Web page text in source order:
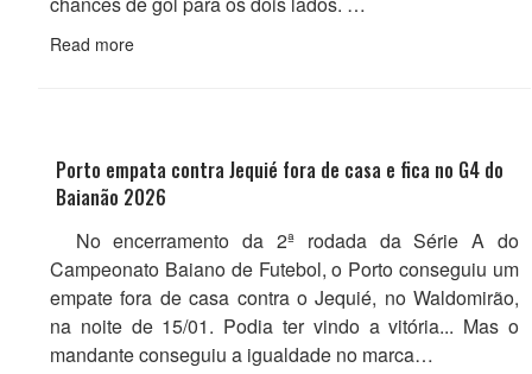
Read more
Porto empata contra Jequié fora de casa e fica no G4 do
Baianão 2026
No encerramento da 2ª rodada da Série A do
Campeonato Baiano de Futebol, o Porto conseguiu um
empate fora de casa contra o Jequié, no Waldomirão,
na noite de 15/01. Podia ter vindo a vitória... Mas o
mandante conseguiu a igualdade no marca…